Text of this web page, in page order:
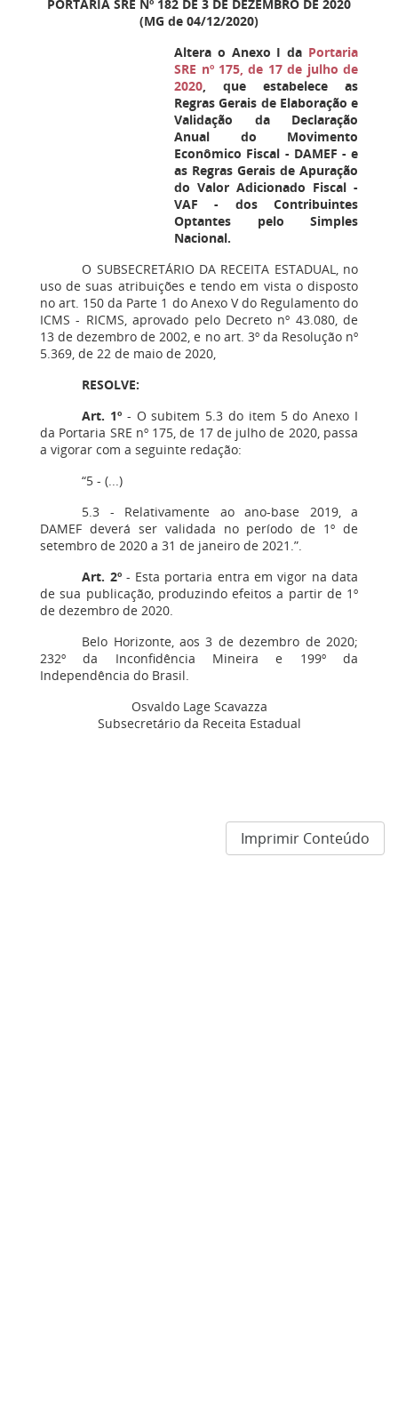
PORTARIA SRE Nº 182 DE 3 DE DEZEMBRO DE 2020
(MG de 04/12/2020)
Altera o Anexo I da Portaria
SRE nº 175, de 17 de julho de
2020, que estabelece as
Regras Gerais de Elaboração e
Validação da Declaração
Anual do Movimento
Econômico Fiscal - DAMEF - e
as Regras Gerais de Apuração
do Valor Adicionado Fiscal -
VAF - dos Contribuintes
Optantes pelo Simples
Nacional.
O SUBSECRETÁRIO DA RECEITA ESTADUAL, no
uso de suas atribuições e tendo em vista o disposto
no art. 150 da Parte 1 do Anexo V do Regulamento do
ICMS - RICMS, aprovado pelo Decreto nº 43.080, de
13 de dezembro de 2002, e no art. 3º da Resolução nº
5.369, de 22 de maio de 2020,
RESOLVE:
Art. 1º - O subitem 5.3 do item 5 do Anexo I
da Portaria SRE nº 175, de 17 de julho de 2020, passa
a vigorar com a seguinte redação:
“5 - (...)
5.3 - Relativamente ao ano-base 2019, a
DAMEF deverá ser validada no período de 1º de
setembro de 2020 a 31 de janeiro de 2021.”.
Art. 2º- Esta portaria entra em vigor na data
de sua publicação, produzindo efeitos a partir de 1º
de dezembro de 2020.
Belo Horizonte, aos 3 de dezembro de 2020;
232º da Inconfidência Mineira e 199º da
Independência do Brasil.
Osvaldo Lage Scavazza
Subsecretário da Receita Estadual
Imprimir Conteúdo